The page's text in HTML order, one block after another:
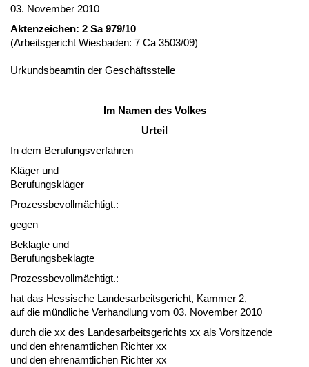
03. No­vem­ber 2010
Ak­ten­zei­chen: 2 Sa 979/10
(Ar­beits­ge­richt Wies­ba­den: 7 Ca 3503/09)
Ur­kunds­be­am­tin der Geschäfts­stel­le
Im Na­men des Vol­kes
Ur­teil
In dem Be­ru­fungs­ver­fah­ren
Kläger und
Be­ru­fungskläger
Pro­zess­be­vollmäch­tigt.:
ge­gen
Be­klag­te und
Be­ru­fungs­be­klag­te
Pro­zess­be­vollmäch­tigt.:
hat das Hes­si­sche Lan­des­ar­beits­ge­richt, Kam­mer 2,
auf die münd­li­che Ver­hand­lung vom 03. No­vem­ber 2010
durch die xx des Lan­des­ar­beits­ge­richts xx als Vor­sit­zen­de
und den eh­ren­amt­li­chen Rich­ter xx
und den eh­ren­amt­li­chen Rich­ter xx